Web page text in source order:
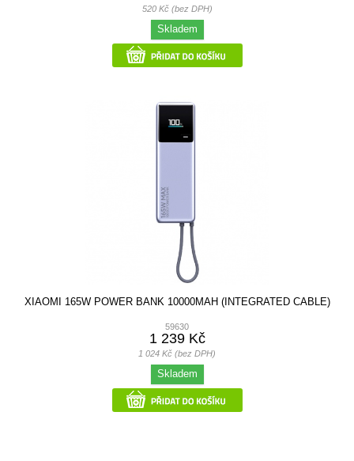
520 Kč (bez DPH)
Skladem
XIAOMI 165W POWER BANK 10000MAH (INTEGRATED CABLE)
59630
1 239 Kč
1 024 Kč (bez DPH)
Skladem